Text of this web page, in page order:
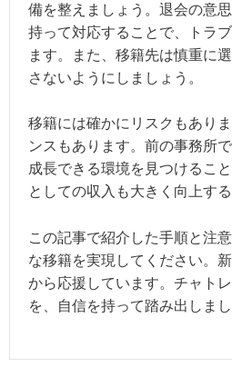
備を整えましょう。退会の意
持って対応することで、トラ
ます。また、移籍先は慎重に
さないようにしましょう。
移籍には確かにリスクもあり
ンスもあります。前の事務所
成長できる環境を見つけるこ
としての収入も大きく向上す
この記事で紹介した手順と注
な移籍を実現してください。
から応援しています。チャト
を、自信を持って踏み出しまし